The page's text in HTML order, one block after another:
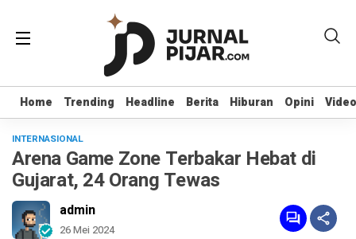
Home Trending Headline Berita Hiburan Opini Video
Home Trending Headline Berita Hiburan Opini Video
INTERNASIONAL
Arena Game Zone Terbakar Hebat di
Gujarat, 24 Orang Tewas
admin
26 Mei 2024